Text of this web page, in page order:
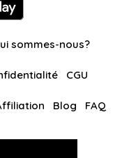
sommes-nous?
CGU
Blog FAQ